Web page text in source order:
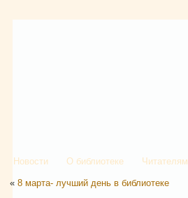
Новости О библиотеке Читателям
« 8 марта- лучший день в библиотеке